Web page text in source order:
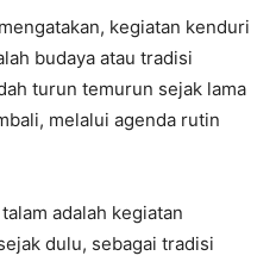
kegiatan kenduri
budaya atau tradisi
turun temurun sejak lama
melalui agenda rutin
adalah kegiatan
dulu, sebagai tradisi